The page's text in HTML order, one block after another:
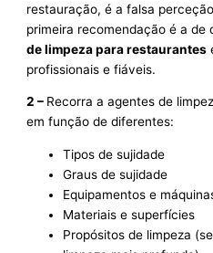
restauração, é a falsa
primeira recomendação é a de
de limpeza para restaurantes
profissionais e fiáveis.
2 – Recorra a agentes de
em função de diferentes:
Tipos de sujidade
Graus de sujidade
Equipamentos e
Materiais e superfícies
Propósitos de limpeza